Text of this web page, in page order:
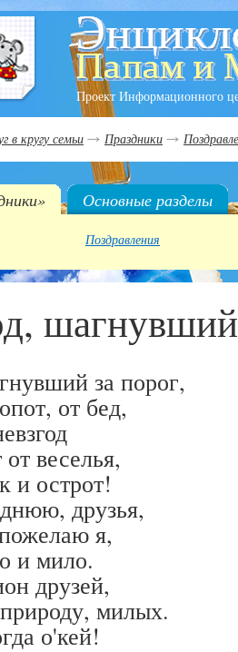
Проект Информационного
в кругу семьи Праздники
Основные разделы
Поздравления
за порог,
от бед,
веселья,
и острот!
друзья,
я,
и мило.
друзей,
милых.
о'кей!